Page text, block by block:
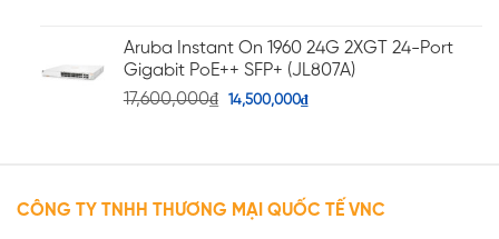
Aruba Instant On 1960 24G 2XGT 24-Port
Gigabit PoE++ SFP+ (JL807A)
17,600,000₫ 14,500,000₫
CÔNG TY TNHH THƯƠNG MẠI QUỐC TẾ VNC